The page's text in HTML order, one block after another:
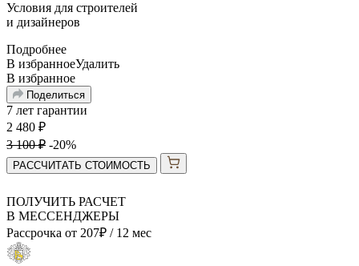
Условия для строителей
и дизайнеров
Подробнее
В избранноеУдалить
В избранное
Поделиться
7 лет гарантии
2 480 ₽
3 100₽ -20%
РАССЧИТАТЬ СТОИМОСТЬ
ПОЛУЧИТЬ РАСЧЕТ
В МЕССЕНДЖЕРЫ
Рассрочка от 207₽ / 12 мес